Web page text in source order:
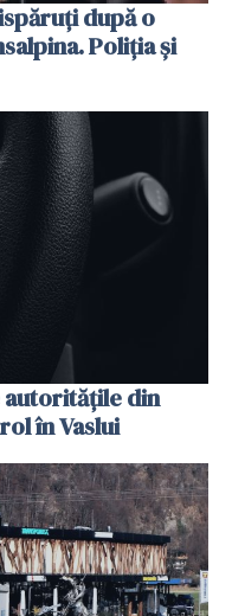
după o
Poliția și
autoritățile din
în Vaslui